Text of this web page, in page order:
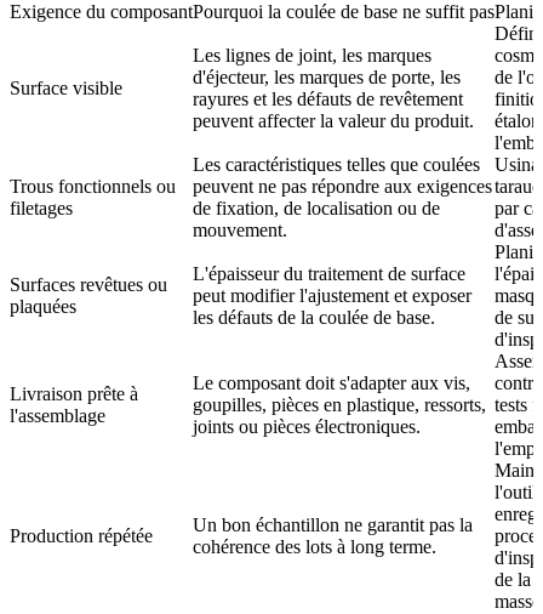
Exigence du composantPourquoi la coulée de base ne suffit pas
Surface visible
Les lignes de joint, les marques
d'éjecteur, les marques de porte, les
rayures et les défauts de revêtement
peuvent affecter la valeur du produit.
de
Trous fonctionnels ou
filetages
Les caractéristiques telles que coulées
peuvent ne pas répondre aux exigences
de fixation, de localisation ou de
mouvement.
par
Surfaces revêtues ou
plaquées
L'épaisseur du traitement de surface
peut modifier l'ajustement et exposer
les défauts de la coulée de base.
de
Livraison prête à
l'assemblage
Le composant doit s'adapter aux vis,
goupilles, pièces en plastique, ressorts,
joints ou pièces électroniques.
tests
Production répétée
Un bon échantillon ne garantit pas la
cohérence des lots à long terme.
de la